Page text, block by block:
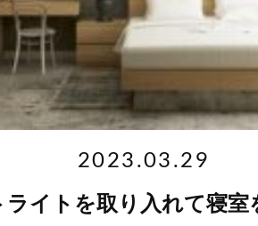
2023.03.29
イトを取り入れて寝室